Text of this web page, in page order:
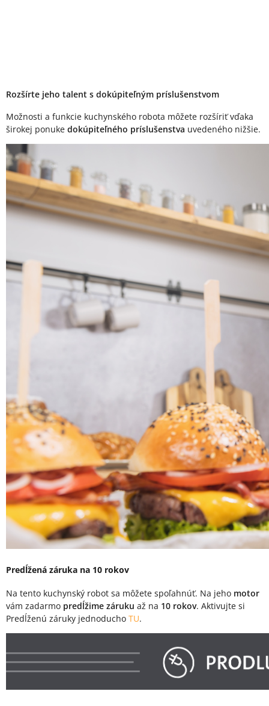
Rozšírte jeho talent s dokúpiteľným príslušenstvom
Možnosti a funkcie kuchynského robota môžete rozšíriť vďaka
širokej ponuke dokúpiteľného príslušenstva uvedeného nižšie.
Predĺžená záruka na 10 rokov
Na tento kuchynský robot sa môžete spoľahnúť. Na jeho motor
vám zadarmo predĺžime záruku až na 10 rokov. Aktivujte si
Predĺženú záruky jednoducho TU.